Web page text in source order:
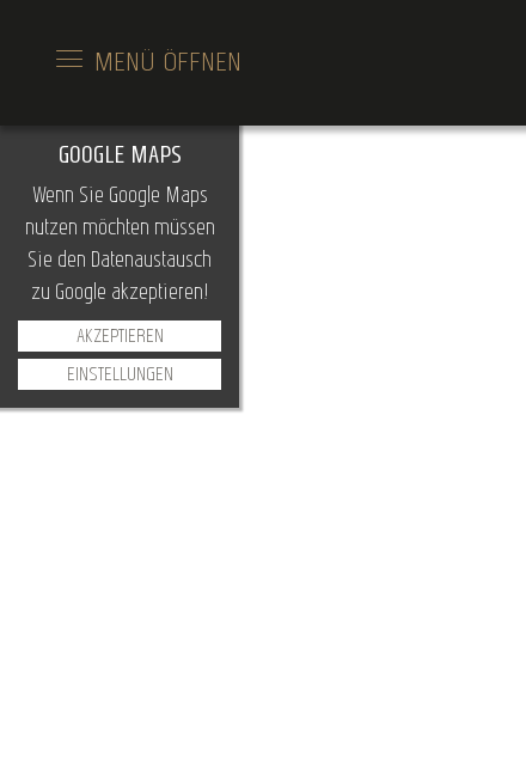
MENÜ ÖFFNEN
GOOGLE MAPS
Wenn Sie Google Maps
nutzen möchten müssen
Sie den Datenaustausch
zu Google akzeptieren!
AKZEPTIEREN
EINSTELLUNGEN